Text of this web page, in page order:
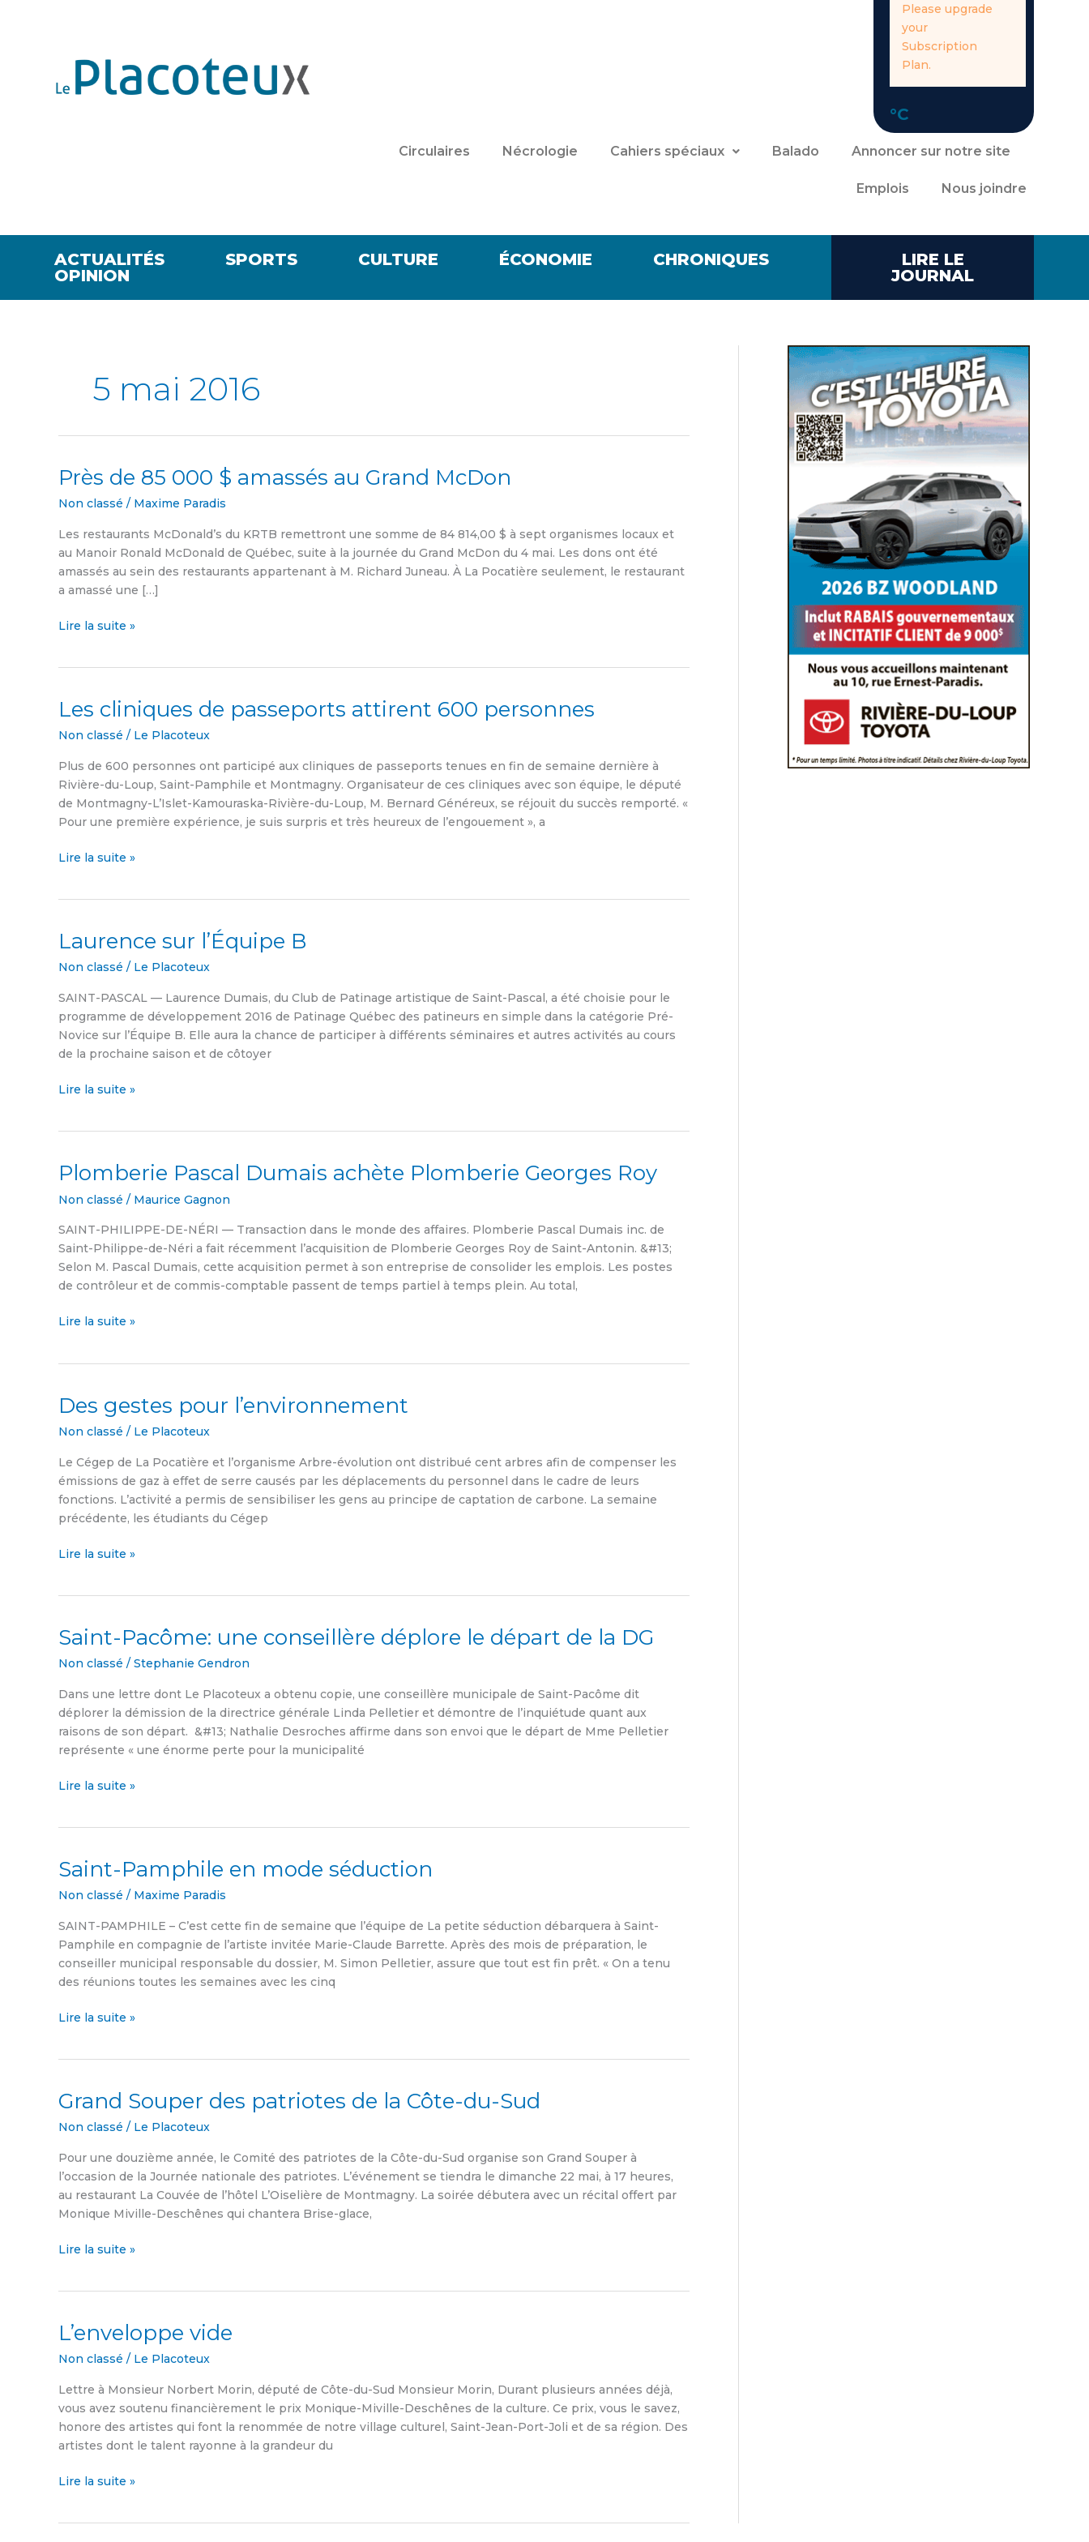
Please upgrade
your
Subscription
Plan.
°C
Circulaires Nécrologie Cahiers spéciaux Balado Annoncer sur notre site
Emplois Nous joindre
ACTUALITÉS SPORTS CULTURE ÉCONOMIE
CHRONIQUES
OPINION
LIRE LE
JOURNAL
5 mai 2016
Près de 85 000 $ amassés au Grand McDon
Non classé / Maxime Paradis
Les restaurants McDonald’s du KRTB remettront une somme de 84 814,00 $ à sept organismes locaux et
au Manoir Ronald McDonald de Québec, suite à la journée du Grand McDon du 4 mai. Les dons ont été
amassés au sein des restaurants appartenant à M. Richard Juneau. À La Pocatière seulement, le restaurant
a amassé une […]
Près
85
000
$
amassés
au
McDon
Lire la suite »
Les cliniques de passeports attirent 600 personnes
Non classé / Le Placoteux
Plus de 600 personnes ont participé aux cliniques de passeports tenues en fin de semaine dernière à
Rivière-du-Loup, Saint-Pamphile et Montmagny. Organisateur de ces cliniques avec son équipe, le député
de Montmagny-L’Islet-Kamouraska-Rivière-du-Loup, M. Bernard Généreux, se réjouit du succès remporté. «
Pour une première expérience, je suis surpris et très heureux de l’engouement », a
Les
de
passeports
attirent
600
personnes
Lire la suite »
Laurence sur l’Équipe B
Non classé / Le Placoteux
SAINT-PASCAL — Laurence Dumais, du Club de Patinage artistique de Saint-Pascal, a été choisie pour le
programme de développement 2016 de Patinage Québec des patineurs en simple dans la catégorie Pré-
Novice sur l’Équipe B. Elle aura la chance de participer à différents séminaires et autres activités au cours
de la prochaine saison et de côtoyer
Laurence
l’Équipe
B
Lire la suite »
Plomberie Pascal Dumais achète Plomberie Georges Roy
Non classé / Maurice Gagnon
SAINT-PHILIPPE-DE-NÉRI — Transaction dans le monde des affaires. Plomberie Pascal Dumais inc. de
Saint-Philippe-de-Néri a fait récemment l’acquisition de Plomberie Georges Roy de Saint-Antonin. &#13;
Selon M. Pascal Dumais, cette acquisition permet à son entreprise de consolider les emplois. Les postes
de contrôleur et de commis-comptable passent de temps partiel à temps plein. Au total,
Plomberie
Dumais
achète
Plomberie
Georges
Roy
Lire la suite »
Des gestes pour l’environnement
Non classé / Le Placoteux
Le Cégep de La Pocatière et l’organisme Arbre-évolution ont distribué cent arbres afin de compenser les
émissions de gaz à effet de serre causés par les déplacements du personnel dans le cadre de leurs
fonctions. L’activité a permis de sensibiliser les gens au principe de captation de carbone. La semaine
précédente, les étudiants du Cégep
Des
pour
l’environnement
Lire la suite »
Saint-Pacôme: une conseillère déplore le départ de la DG
Non classé / Stephanie Gendron
Dans une lettre dont Le Placoteux a obtenu copie, une conseillère municipale de Saint-Pacôme dit
déplorer la démission de la directrice générale Linda Pelletier et démontre de l’inquiétude quant aux
raisons de son départ. &#13; Nathalie Desroches affirme dans son envoi que le départ de Mme Pelletier
représente « une énorme perte pour la municipalité
Saint-
une
conseillère
déplore
le
départ
la
Lire la suite »
Saint-Pamphile en mode séduction
Non classé / Maxime Paradis
SAINT-PAMPHILE – C’est cette fin de semaine que l’équipe de La petite séduction débarquera à Saint-
Pamphile en compagnie de l’artiste invitée Marie-Claude Barrette. Après des mois de préparation, le
conseiller municipal responsable du dossier, M. Simon Pelletier, assure que tout est fin prêt. « On a tenu
des réunions toutes les semaines avec les cinq
Saint-
en
mode
séduction
Lire la suite »
Grand Souper des patriotes de la Côte-du-Sud
Non classé / Le Placoteux
Pour une douzième année, le Comité des patriotes de la Côte-du-Sud organise son Grand Souper à
l’occasion de la Journée nationale des patriotes. L’événement se tiendra le dimanche 22 mai, à 17 heures,
au restaurant La Couvée de l’hôtel L’Oiselière de Montmagny. La soirée débutera avec un récital offert par
Monique Miville-Deschênes qui chantera Brise-glace,
Grand
des
patriotes
de
la
Côte-
Sud
Lire la suite »
L’enveloppe vide
Non classé / Le Placoteux
Lettre à Monsieur Norbert Morin, député de Côte-du-Sud Monsieur Morin, Durant plusieurs années déjà,
vous avez soutenu financièrement le prix Monique-Miville-Deschênes de la culture. Ce prix, vous le savez,
honore des artistes qui font la renommée de notre village culturel, Saint-Jean-Port-Joli et de sa région. Des
artistes dont le talent rayonne à la grandeur du
L’enveloppe
Lire la suite »